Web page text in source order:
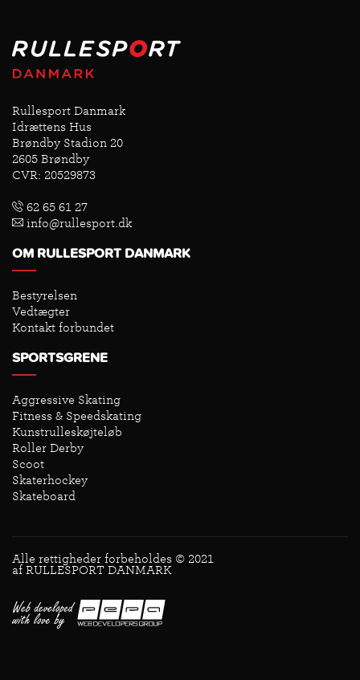
Rullesport Danmark
Idrættens Hus
Brøndby Stadion 20
2605 Brøndby
CVR: 20529873
62 65 61 27
info@rullesport.dk
OM RULLESPORT DANMARK
Bestyrelsen
Vedtægter
Kontakt forbundet
SPORTSGRENE
Aggressive Skating
Fitness & Speedskating
Kunstrulleskøjteløb
Roller Derby
Scoot
Skaterhockey
Skateboard
Alle rettigheder forbeholdes © 2021
af RULLESPORT DANMARK